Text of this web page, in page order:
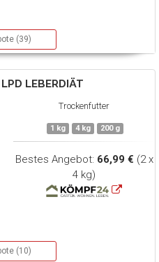
(39)
LPD LEBERDIÄT
Trockenfutter
1 kg 4 kg 200 g
Bestes Angebot: 66,99 € (2 x
4 kg)
(10)